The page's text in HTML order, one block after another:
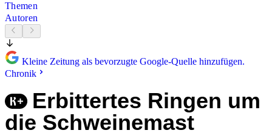
Themen
Autoren
Kleine Zeitung als bevorzugte Google-Quelle hinzufügen.
Chronik
Erbittertes Ringen um
die Schweinemast